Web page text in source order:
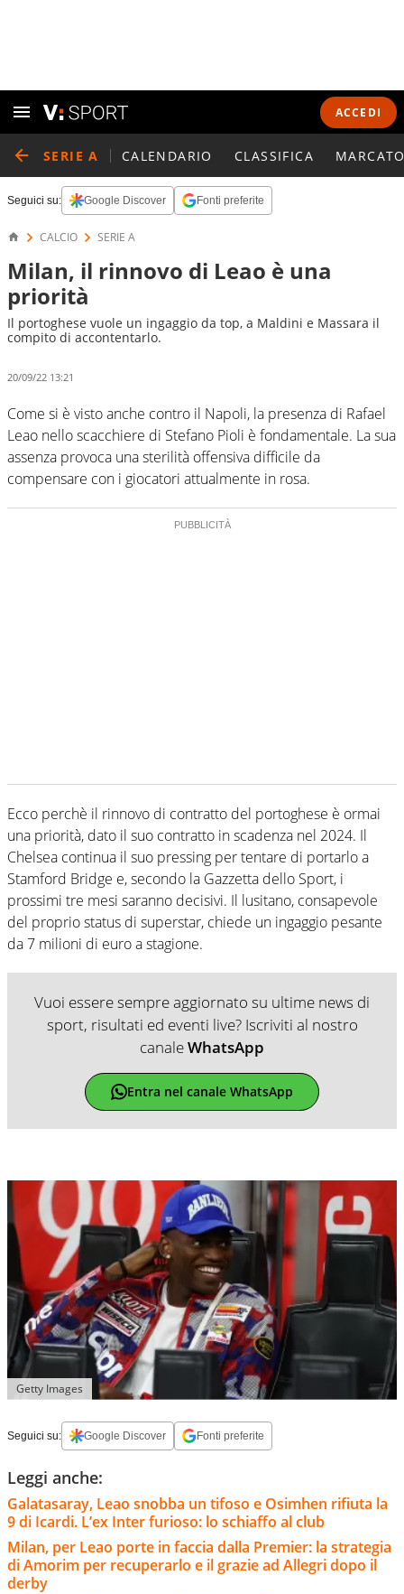
ACCEDI
SERIE A CALENDARIO CLASSIFICA
Seguici su: Google Discover Fonti preferite
CALCIO SERIE A
Milan, il rinnovo di Leao è una
priorità
Il portoghese vuole un ingaggio da top, a Maldini e Massara il
compito di accontentarlo.
20/09/22 13:21
Come si è visto anche contro il Napoli, la presenza di Rafael
Leao nello scacchiere di Stefano Pioli è fondamentale. La sua
assenza provoca una sterilità offensiva difficile da
compensare con i giocatori attualmente in rosa.
Ecco perchè il rinnovo di contratto del portoghese è ormai
una priorità, dato il suo contratto in scadenza nel 2024. Il
Chelsea continua il suo pressing per tentare di portarlo a
Stamford Bridge e, secondo la Gazzetta dello Sport, i
prossimi tre mesi saranno decisivi. Il lusitano, consapevole
del proprio status di superstar, chiede un ingaggio pesante
da 7 milioni di euro a stagione.
Vuoi essere sempre aggiornato su ultime news di
sport, risultati ed eventi live? Iscriviti al nostro
canaleWhatsApp
Entra nel canale WhatsApp
Getty Images
Seguici su: Google Discover Fonti preferite
Leggi anche:
Galatasaray, Leao snobba un tifoso e Osimhen rifiuta la
9 di Icardi. L’ex Inter furioso: lo schiaffo al club
Milan, per Leao porte in faccia dalla Premier: la strategia
di Amorim per recuperarlo e il grazie ad Allegri dopo il
derby